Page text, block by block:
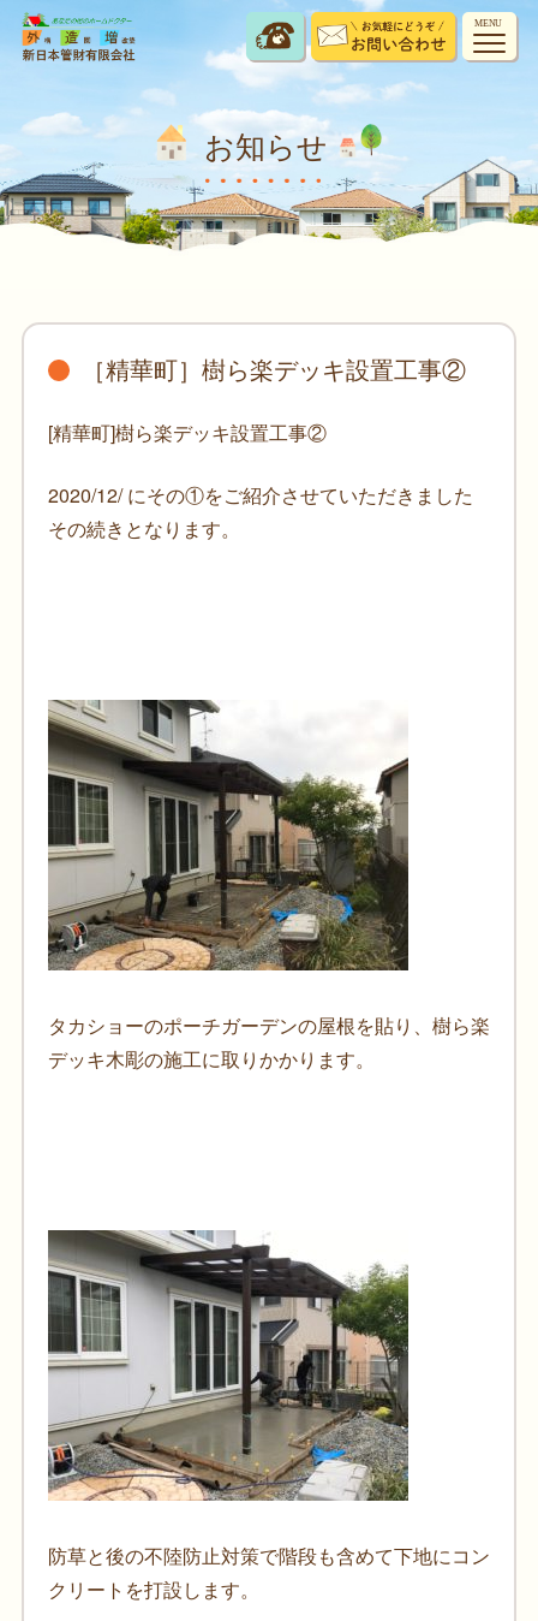
MENU
お知らせ
［精華町］樹ら楽デッキ設置工事②
[精華町]樹ら楽デッキ設置工事②
2020/12/ にその①をご紹介させていただきました
その続きとなります。
タカショーのポーチガーデンの屋根を貼り、樹ら楽
デッキ木彫の施工に取りかかります。
防草と後の不陸防止対策で階段も含めて下地にコン
クリートを打設します。